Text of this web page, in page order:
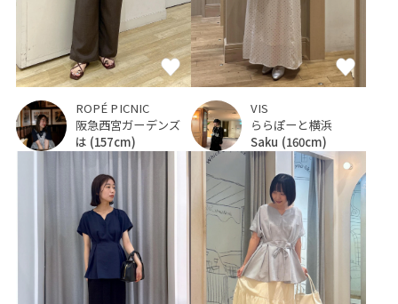
ROPÉ PICNIC
阪急西宮ガーデンズ
は (157cm)
VIS
ららぽーと横浜
Saku (160cm)